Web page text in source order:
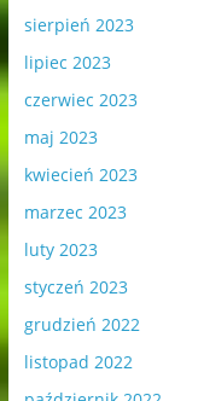
sierpień 2023
lipiec 2023
czerwiec 2023
maj 2023
kwiecień 2023
marzec 2023
luty 2023
styczeń 2023
grudzień 2022
listopad 2022